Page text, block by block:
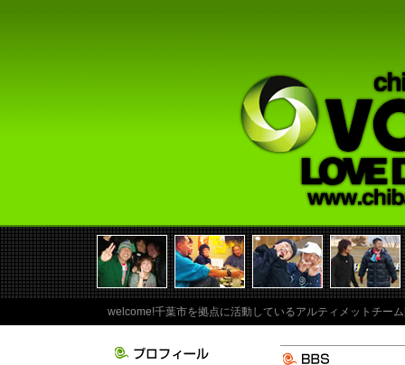
welcome!千葉市を拠点に活動しているアルティメットチー